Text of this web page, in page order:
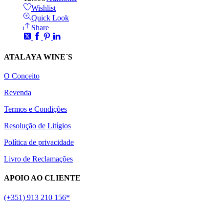
Wishlist
Quick Look
Share
ATALAYA WINE´S
O Conceito
Revenda
Termos e Condições
Resolução de Litígios
Política de privacidade
Livro de Reclamações
APOIO AO CLIENTE
(+351) 913 210 156*